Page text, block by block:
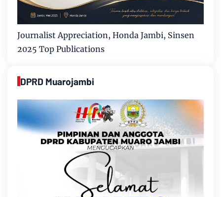
Journalist Appreciation, Honda Jambi, Sinsen
2025 Top Publications
DPRD Muarojambi